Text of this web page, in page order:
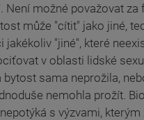
Není možné považovat za
může "cítit" jako jiné,
jakékoliv "jiné", které
v oblasti lidské
bytost sama neprožila,
nemohla prožít.
s výzvami, kterým